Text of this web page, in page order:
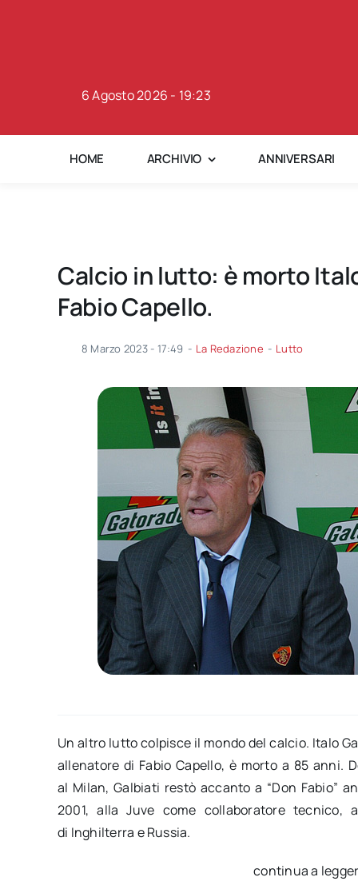
6 Agosto 2026 - 19:23
HOME ARCHIVIO ANNIVERSARI
Calcio in lutto: è morto
Fabio Capello.
8 Marzo 2023 - 17:49 - La Redazione - Lutto
Un altro lutto colpisce il mondo del calcio. Italo
allenatore di Fabio Capello, è morto a 85 anni.
al Milan, Galbiati restò accanto a “Don Fabio”
2001, alla Juve come collaboratore
di Inghilterra e Russia.
continua a